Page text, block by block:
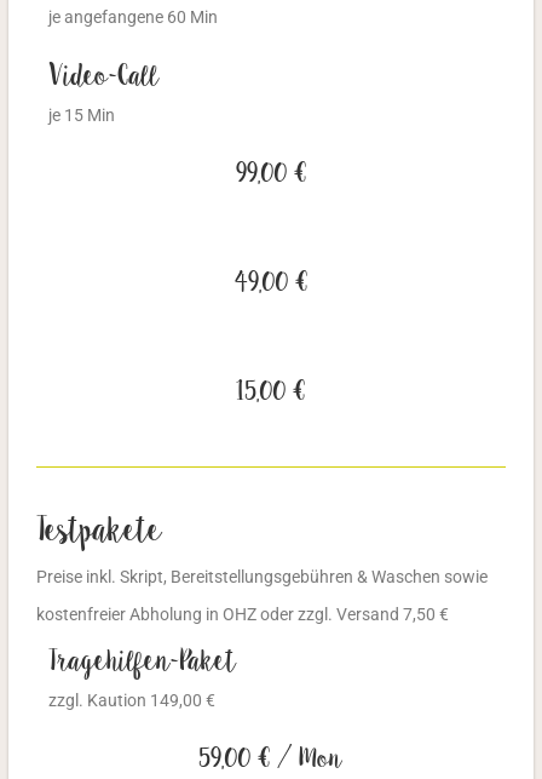
je angefangene 60 Min
Video-Call
je 15 Min
99,00 €
49,00 €
15,00 €
Testpakete
Preise inkl. Skript, Bereitstellungsgebühren & Waschen sowie
kostenfreier Abholung in OHZ oderzzgl. Versand 7,50 €
Tragehilfen-Paket
zzgl. Kaution 149,00 €
59,00 € / Mon